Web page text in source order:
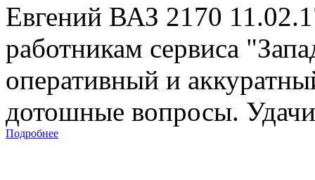
Евгений ВАЗ 2170
работникам сервиса
оперативный и
дотошные вопросы. Удачи
Подробнее